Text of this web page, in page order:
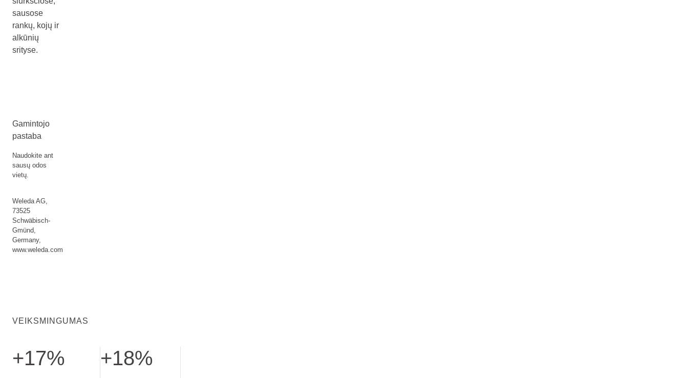
sausose
rankų, kojų ir
alkūnių
srityse.
Gamintojo
pastaba
Naudokite ant
sausų odos
vietų.
Weleda AG,
73525
Schwäbisch-
Gmünd,
Germany,
www.weleda.com
VEIKSMINGUMAS
+17% +18%